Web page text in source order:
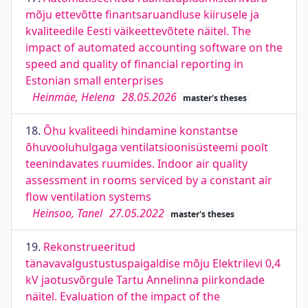
mõju ettevõtte finantsaruandluse kiirusele ja
kvaliteedile Eesti väikeettevõtete näitel. The
impact of automated accounting software on the
speed and quality of financial reporting in
Estonian small enterprises
Heinmäe, Helena 28.05.2026 master's theses
18. Õhu kvaliteedi hindamine konstantse
õhuvooluhulgaga ventilatsioonisüsteemi poolt
teenindavates ruumides. Indoor air quality
assessment in rooms serviced by a constant air
flow ventilation systems
Heinsoo, Tanel 27.05.2022 master's theses
19. Rekonstrueeritud
tänavavalgustustuspaigaldise mõju Elektrilevi 0,4
kV jaotusvõrgule Tartu Annelinna piirkondade
näitel. Evaluation of the impact of the